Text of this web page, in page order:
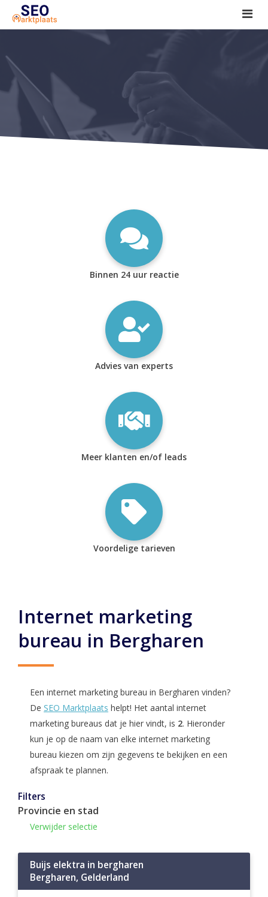
SEO tools reviews
Marketeer bij jou in de buurt?
Offerte
1. Seo voor beginners +
2. Onderzoeken +
Binnen 24 uur reactie
Advies van experts
Meer klanten en/of leads
Voordelige tarieven
Internet marketing
bureau in Bergharen
Een internet marketing bureau in Bergharen vinden?
De SEO Marktplaats helpt! Het aantal internet
marketing bureaus dat je hier vindt, is 2. Hieronder
kun je op de naam van elke internet marketing
bureau kiezen om zijn gegevens te bekijken en een
afspraak te plannen.
Filters
Provincie en stad
Verwijder selectie
Buijs elektra in bergharen
Bergharen, Gelderland